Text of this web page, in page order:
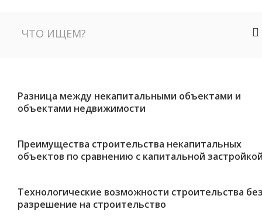
Разница между некапитальными объектами и
объектами недвижимости
Преимущества строительства некапитальных
объектов по сравнению с капитальной
Технологические возможности строительства
разрешение на строительство